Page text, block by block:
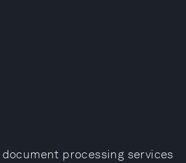
processing services